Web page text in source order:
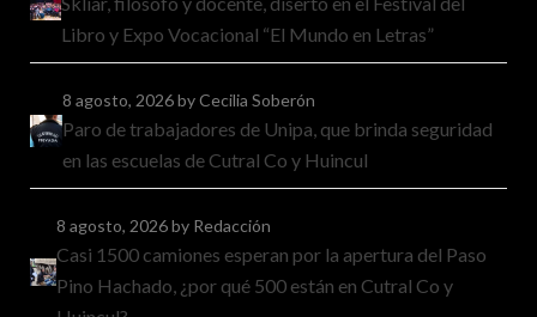
Libro y Expo Vocacional “El Mundo en Letras”
8 agosto, 2026by Cecilia Soberón
Paro de trabajadores de Unipa, que brinda seguridad
en las escuelas de Cutral Co y Huincul
8 agosto, 2026by Redacción
Casi 1500 camiones esperan por la apertura del Paso
Pino Hachado, ¿por qué 500 están en Cutral Co y